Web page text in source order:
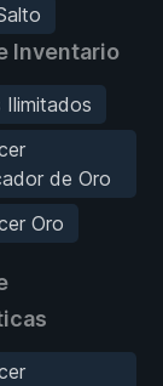
Inventario
Ilimitados
de Oro
Oro